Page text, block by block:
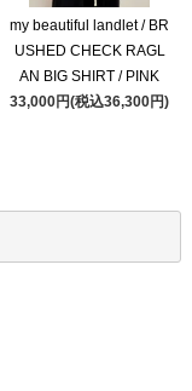
my beautiful landlet / BR
USHED CHECK RAGL
AN BIG SHIRT / PINK
33,000円(税込36,300円)